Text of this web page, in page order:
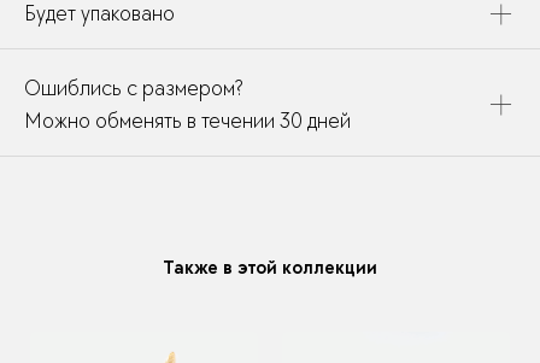
Будет упаковано
дополнено открыткой, паспортом украшения и
собрано в подарочный пакет
Ошиблись с размером?
Можно обменять в течении 30 дней
Также в этой коллекции